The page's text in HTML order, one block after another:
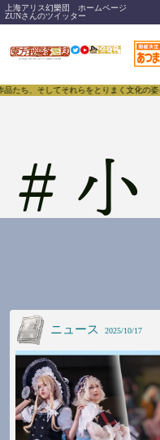
上海アリス幻樂団 ホームページ
ZUNさんのツイッター
、そしてそれらをとりまく文化の
# 小馬
ニュース 2025/10/17